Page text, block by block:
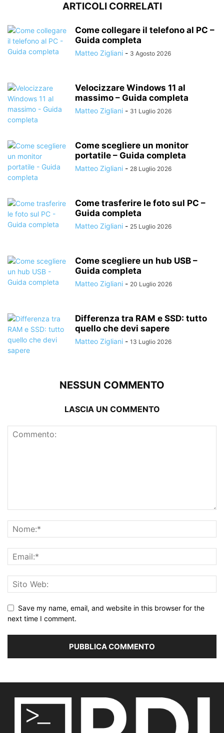
ARTICOLI CORRELATI
Come collegare il telefono al PC –
Guida completa
Matteo Zigliani - 3 Agosto 2026
Velocizzare Windows 11 al
massimo – Guida completa
Matteo Zigliani - 31 Luglio 2026
Come scegliere un monitor
portatile – Guida completa
Matteo Zigliani - 28 Luglio 2026
Come trasferire le foto sul PC –
Guida completa
Matteo Zigliani - 25 Luglio 2026
Come scegliere un hub USB –
Guida completa
Matteo Zigliani - 20 Luglio 2026
Differenza tra RAM e SSD: tutto
quello che devi sapere
Matteo Zigliani - 13 Luglio 2026
NESSUN COMMENTO
LASCIA UN COMMENTO
Save my name, email, and website in this browser for the
next time I comment.